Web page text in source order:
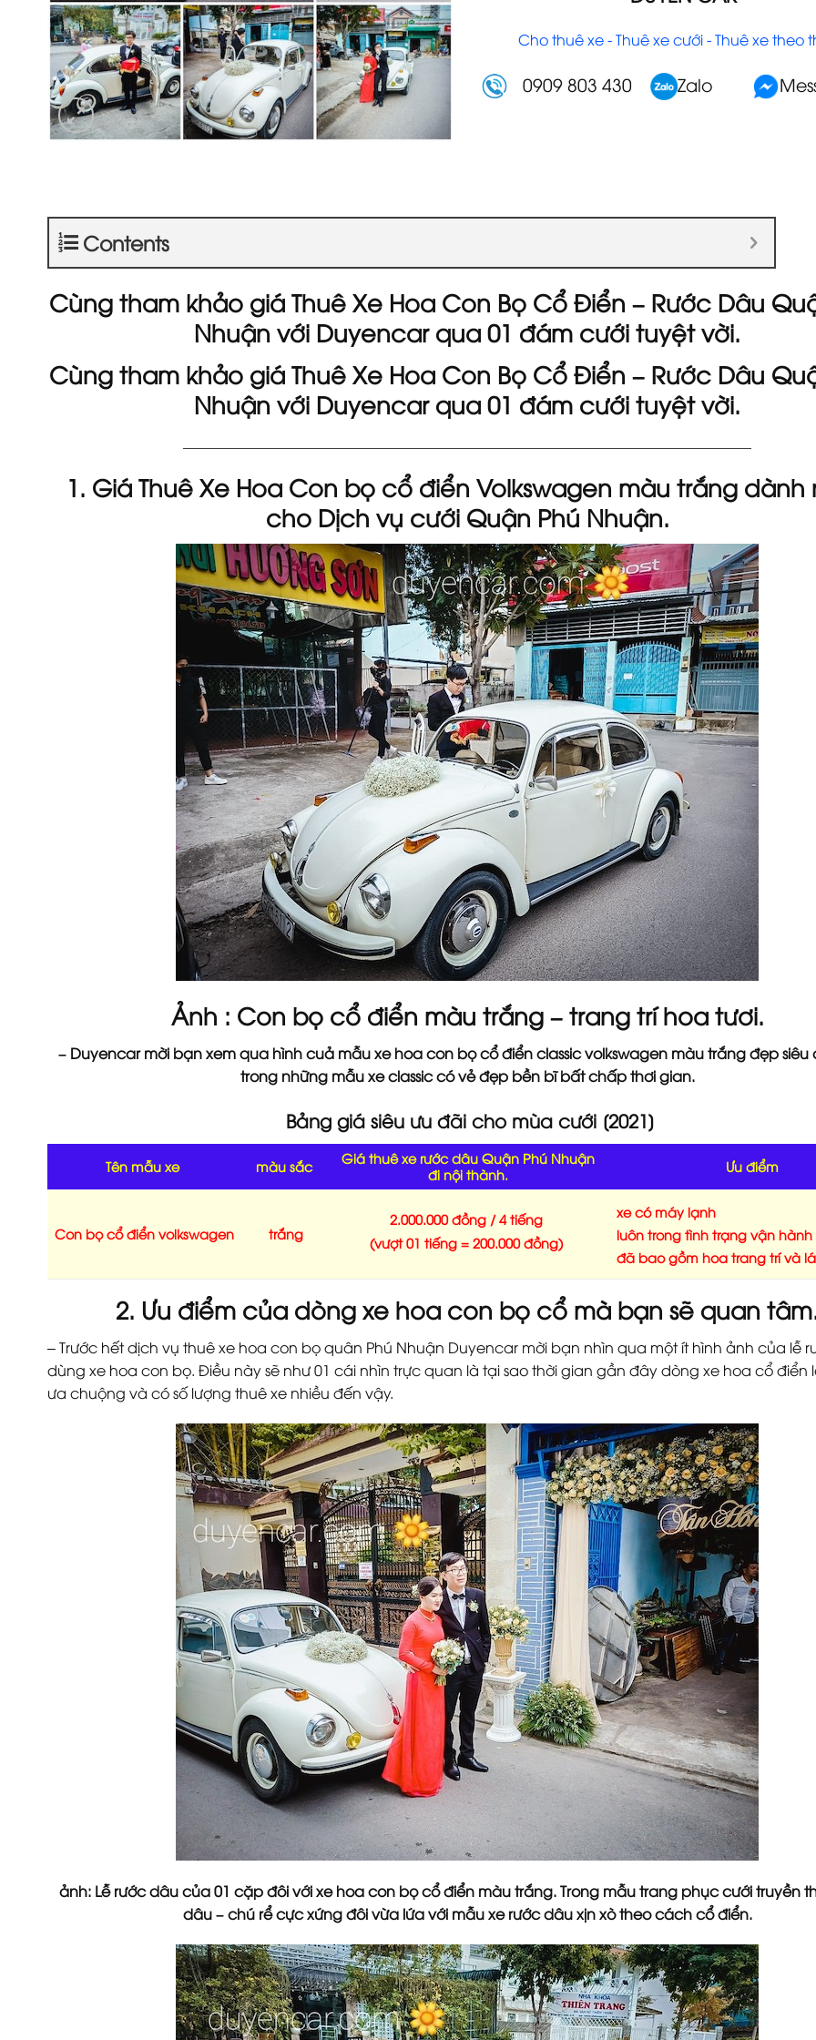
Cho thuê xe - Thuê xe cưới - Thuê xe theo
0909 803 430 Zalo
Contents
Cùng tham khảo giá Thuê Xe Hoa Con Bọ Cổ Điển – Rước Dâu
Nhuận với Duyencar qua 01 đám cưới tuyệt vời.
Cùng tham khảo giá Thuê Xe Hoa Con Bọ Cổ Điển – Rước Dâu
Nhuận với Duyencar qua 01 đám cưới tuyệt vời.
1. Giá Thuê Xe Hoa Con bọ cổ điển Volkswagen màu trắng dành
cho Dịch vụ cưới Quận Phú Nhuận.
Ảnh : Con bọ cổ điển màu trắng – trang trí hoa tươi.
– Duyencar mời bạn xem qua hình cuả mẫu xe hoa con bọ cổ điển classic volkswagen màu trắng đẹp siêu
trong những mẫu xe classic có vẻ đẹp bền bĩ bất chấp thơi gian.
Bảng giá siêu ưu đãi cho mùa cưới [2021]
Tên mẫu xe màu sắc
Giá thuê xe rước dâu Quận Phú Nhuận
đi nội thành.
Ưu điểm
Con bọ cổ điển volkswagen trắng
2.000.000 đồng / 4 tiếng
(vượt 01 tiếng = 200.000 đồng)
xe có máy lạnh
luôn trong tình trạng vận
đã bao gồm hoa trang trí và
2. Ưu điểm của dòng xe hoa con bọ cổ mà bạn sẽ quan
– Trước hết dịch vụ thuê xe hoa con bọ quân Phú Nhuận Duyencar mời bạn nhìn qua một ít hình ảnh của lễ
dùng xe hoa con bọ. Điều này sẽ như 01 cái nhìn trực quan là tại sao thời gian gần đây dòng xe hoa cổ điển
ưa chuộng và có số lượng thuê xe nhiều đến vậy.
ảnh: Lễ rước dâu của 01 cặp đôi với xe hoa con bọ cổ điển màu trắng. Trong mẫu trang phục cưới truyền
dâu – chú rể cực xứng đôi vừa lứa với mẫu xe rước dâu xịn xò theo cách cổ điển.